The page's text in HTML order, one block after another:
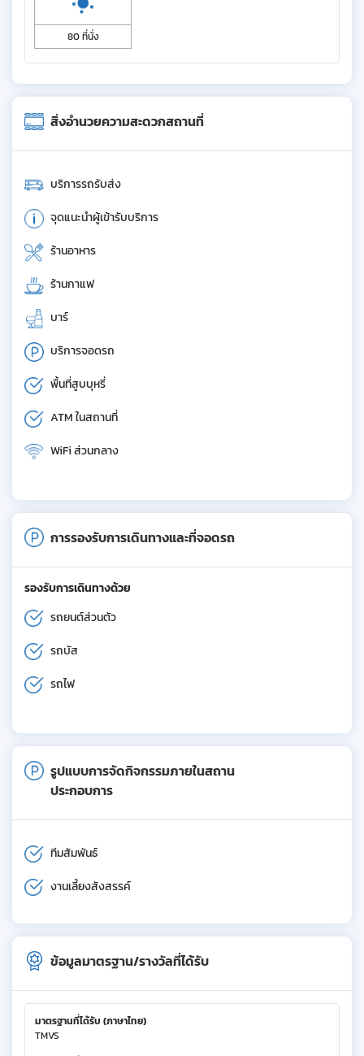
80 ที่นั่ง
สิ่งอำนวยความสะดวกสถานที่
บริการรถรับส่ง
จุดแนะนำผู้เข้ารับบริการ
ร้านอาหาร
ร้านกาแฟ
บาร์
บริการจอดรถ
พื้นที่สูบบุหรี่
ATM ในสถานที่
WiFi ส่วนกลาง
การรองรับการเดินทางและที่จอดรถ
รองรับการเดินทางด้วย
รถยนต์ส่วนตัว
รถบัส
รถไฟ
รูปแบบการจัดกิจกรรมภายในสถาน
ประกอบการ
ทีมสัมพันธ์
งานเลี้ยงสังสรรค์
ข้อมูลมาตรฐาน/รางวัลที่ได้รับ
มาตรฐานที่ได้รับ (ภาษาไทย)
TMVS